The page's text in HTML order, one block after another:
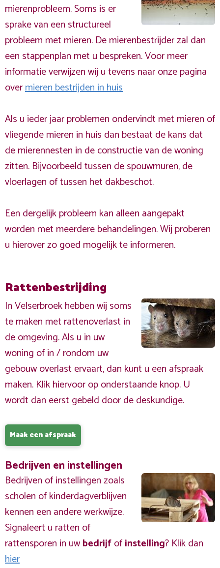
mierenprobleem. Soms is er
sprake van een structureel
probleem met mieren. De mierenbestrijder zal dan
een stappenplan met u bespreken. Voor meer
informatie verwijzen wij u tevens naar onze pagina
overmieren bestrijden in huis
Als u ieder jaar problemen ondervindt met mieren of
vliegende mieren in huis dan bestaat de kans dat
de mierennesten in de constructie van de woning
zitten. Bijvoorbeeld tussen de spouwmuren, de
vloerlagen of tussen het dakbeschot.
Een dergelijk probleem kan alleen aangepakt
worden met meerdere behandelingen. Wij proberen
u hierover zo goed mogelijk te informeren.
Rattenbestrijding
In Velserbroek hebben wij soms
te maken met rattenoverlast in
de omgeving. Als u in uw
woning of in / rondom uw
gebouw overlast ervaart, dan kunt u een afspraak
maken. Klik hiervoor op onderstaande knop. U
wordt dan eerst gebeld door de deskundige.
Maak een afspraak
Bedrijven en instellingen
Bedrijven of instellingen zoals
scholen of kinderdagverblijven
kennen een andere werkwijze.
Signaleert u ratten of
rattensporen in uwbedrijfofinstelling? Klik dan
hier